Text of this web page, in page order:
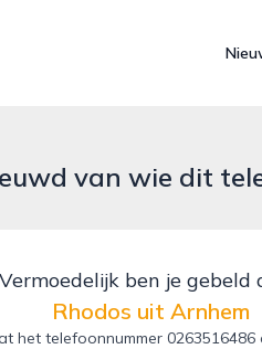
van wie dit
Vermoedelijk ben je gebeld
Rhodos uit Arnhem
telefoonnummer 0263516486